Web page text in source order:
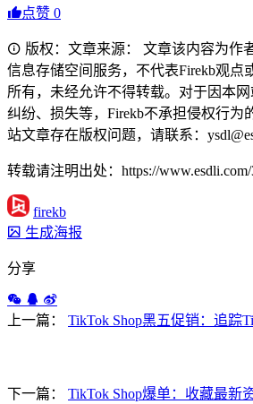
点赞 0
版权：文章来源： 文章该内容为作
信息存储空间服务，不代表Firekb观点
所有，未经允许不得转载。对于因本
纠纷、损失等，Firekb不承担侵权行为
站文章存在版权问题，请联系：
转载请注明出处：https://www.esdli.com/
firekb
生成海报
分享
上一篇： TikTok Shop黑五促销：追踪
下一篇： TikTok Shop爆单：收藏最新